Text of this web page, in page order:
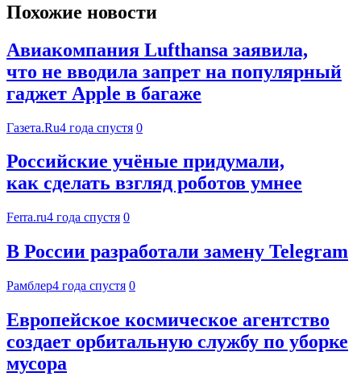
Похожие новости
Авиакомпания Lufthansa заявила,
что не вводила запрет на популярный
гаджет Apple в багаже
Газета.Ru4 года спустя 0
Российские учёные придумали,
как сделать взгляд роботов умнее
Ferra.ru4 года спустя 0
В России разработали замену Telegram
Рамблер4 года спустя 0
Европейское космическое агентство
создает орбитальную службу по уборке
мусора